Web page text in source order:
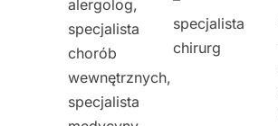
alergolog,
specjalista
chorób
wewnętrznych,
specjalista
specjalista
chirurg